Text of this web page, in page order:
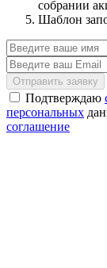
собрании
Шаблон
Отправить заявку
Подтверждаю
персональных
соглашение